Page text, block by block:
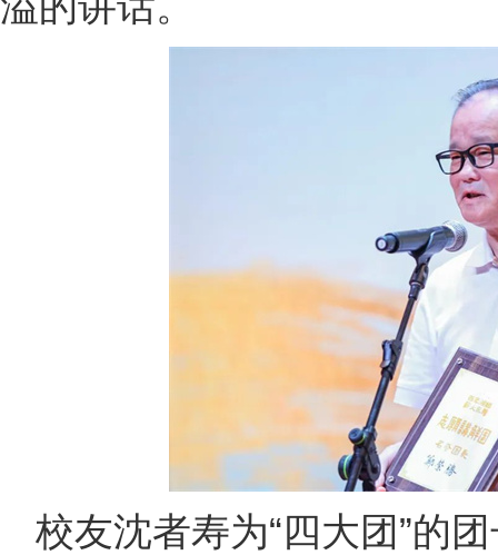
校友沈者寿为“四大团”的